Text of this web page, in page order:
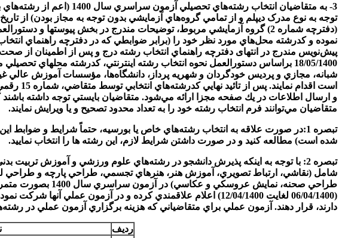
3- به متقاضيان انتخاب
توجه به نوع مدرک ديپلم و از تمامي گروه‌هاي آزمايشي بدون توجه به مجاز بودن) از
(دفترچه شماره 2) گروه آزمايشي مربوط، توضيحات مندرج در بخش پيوستها
نموده و كدرشته محل‌هاي مورد نظر خود را (برابر ضوابطي كه در دفترچه راهنماي
18/05/1400 براساس دستورالعمل نحوه انتخاب رشته اينترنتي، كدرشته
شبانه، مجازي و پرديس خودگردان و شهریه پرداز، دانشگاه‌ها، مؤسسات آموزش عالي
است
متقاضيان مي‌توانند فرم انتخاب رشته خود را به تعداد محدود تصحيح و يا ويرايش نمايند.
تبصره 1:در صورت علاقه به انتخاب رشته‌هاي خاص يا بورسيه، حتماً شرايط و
شده است) مطالعه كنيد و در صورت داشتن شرايط لازم، اين رشته­ ها را انتخاب نمایيد.
تبصره 2: با توجه به اينكه پذيرش دانشجو در رشته‌هاي علوم ورزشي و آموزش
شامل (نقاشي، ارتباط تصويري، آموزش هنر، هنرهاي تجسمي، طراحي پارچه و طراحي
طراحي صحنه،
دارند، قرار دهند. آزمون عملي براي متقاضياني كه هزينه برگزاري آزمون عملي در
رديف نام